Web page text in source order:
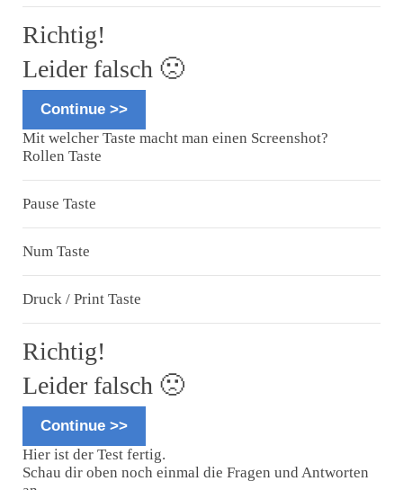
Richtig!
Leider falsch 🙁
Continue >>
Mit welcher Taste macht man einen Screenshot?
Rollen Taste
Pause Taste
Num Taste
Druck / Print Taste
Richtig!
Leider falsch 🙁
Continue >>
Hier ist der Test fertig.
Schau dir oben noch einmal die Fragen und Antworten